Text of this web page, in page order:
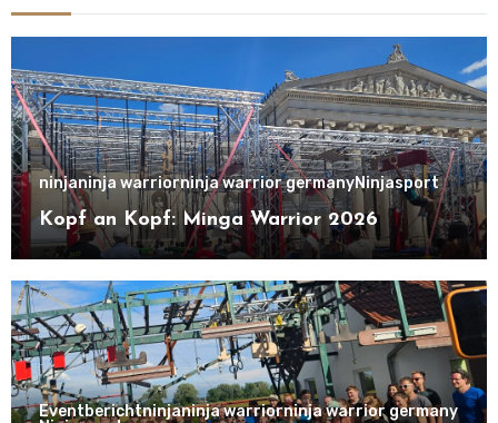
ninjaninja warriorninja warrior germanyNinjasport
Kopf an Kopf: Minga Warrior 2026
Eventberichtninjaninja warriorninja warrior germany